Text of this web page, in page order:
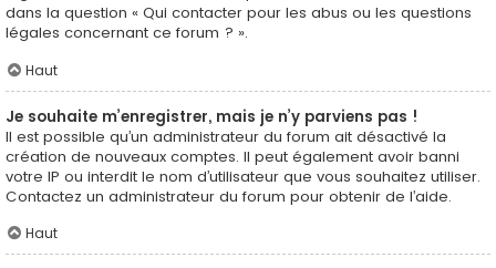
dans la question « Qui contacter pour les abus ou les questions
légales concernant ce forum ? ».
Haut
Je souhaite m’enregistrer, mais je n’y parviens pas !
Il est possible qu’un administrateur du forum ait désactivé la
création de nouveaux comptes. Il peut également avoir banni
votre IP ou interdit le nom d’utilisateur que vous souhaitez utiliser.
Contactez un administrateur du forum pour obtenir de l’aide.
Haut